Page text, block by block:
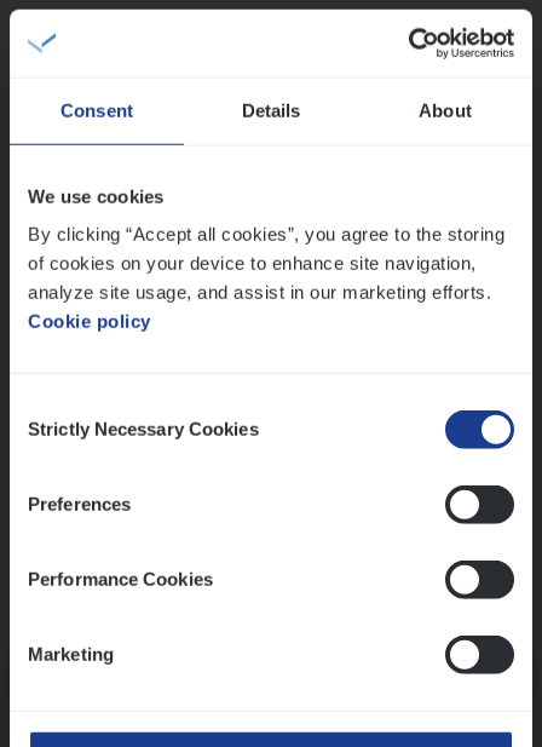
Consent Details About
We use cookies
By clicking “Accept all cookies”, you agree to the storing
of cookies on your device to enhance site navigation,
analyze site usage, and assist in our marketing efforts.
Cookie policy
Selection
Strictly Necessary Cookies
Preferences
Performance Cookies
Marketing
Lees onze verhalen
humor
Thalia zoekt graag oplossingen, in games én op het
werk
Ons sollicitatieproces